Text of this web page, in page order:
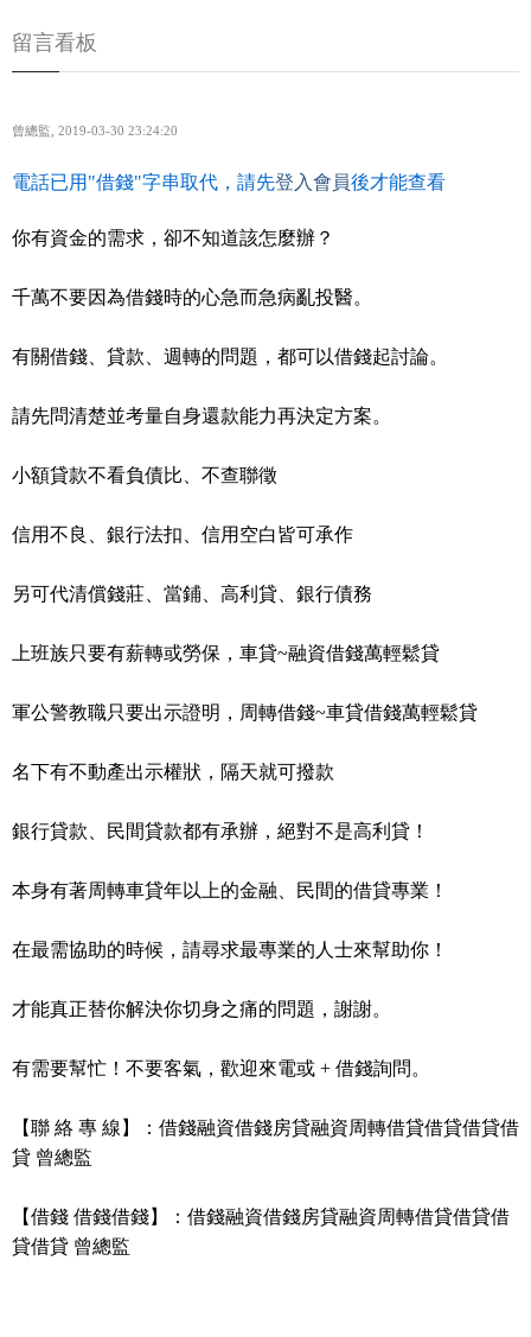
留言看板
曾總監 2019-03-30 23:24:20
電話已用"借錢"字串取代，請先登入會員後才能查看
你有資金的需求，卻不知道該怎麼辦？
千萬不要因為借錢時的心急而急病亂投醫。
有關借錢、貸款、週轉的問題，都可以借錢起討論。
請先問清楚並考量自身還款能力再決定方案。
小額貸款不看負債比、不查聯徵
信用不良、銀行法扣、信用空白皆可承作
另可代清償錢莊、當鋪、高利貸、銀行債務
上班族只要有薪轉或勞保，車貸~融資借錢萬輕鬆貸
軍公警教職只要出示證明，周轉借錢~車貸借錢萬輕鬆貸
名下有不動產出示權狀，隔天就可撥款
銀行貸款、民間貸款都有承辦，絕對不是高利貸！
本身有著周轉車貸年以上的金融、民間的借貸專業！
在最需協助的時候，請尋求最專業的人士來幫助你！
才能真正替你解決你切身之痛的問題，謝謝。
有需要幫忙！不要客氣，歡迎來電或 + 借錢詢問。
【聯 絡 專 線】：借錢融資借錢房貸融資周轉借貸借貸借貸借
貸 曾總監
【借錢 借錢借錢】：借錢融資借錢房貸融資周轉借貸借貸借
貸借貸 曾總監